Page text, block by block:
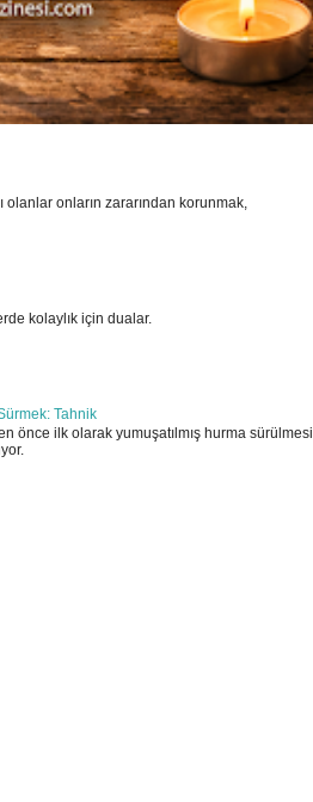
onların zararından korunmak,
kolaylık için dualar.
Tahnik
önce ilk olarak yumuşatılmış hurma sürülmesi